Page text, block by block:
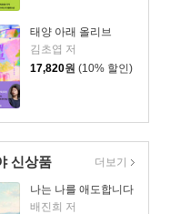
태양 아래 올리브
김초엽 저
17,820원 (10% 할인)
신상품
나는 나를 애도합니다
배진희 저
더보기